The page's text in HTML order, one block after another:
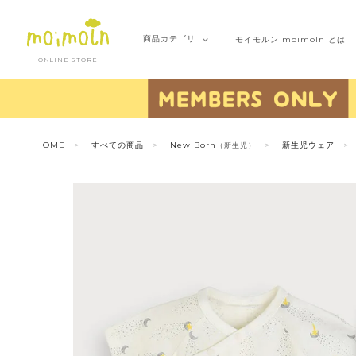
ONLINE STORE
商品カテゴリ モイモルン moimoln とは
HOME すべての商品 New Born （新生児） 新生児ウェア